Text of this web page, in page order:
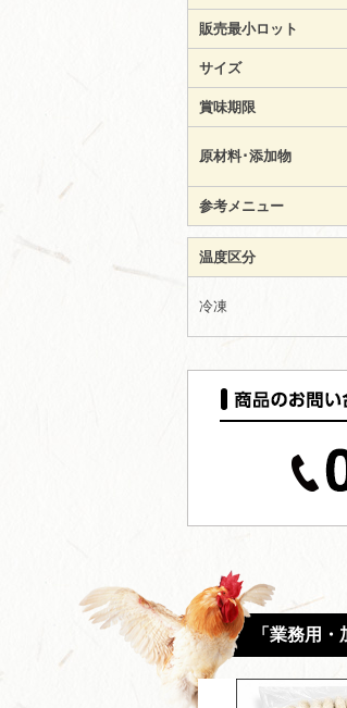
販売最小ロット
サイズ
賞味期限
原材料･添加物
参考メニュー
温度区分
冷凍
「業務用